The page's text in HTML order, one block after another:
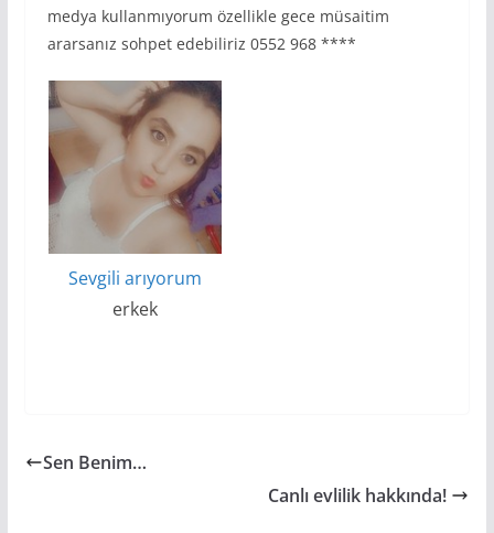
medya kullanmıyorum özellikle gece müsaitim
ararsanız sohpet edebiliriz 0552 968 ****
Sevgili arıyorum
erkek
Sen Benim…
Canlı evlilik hakkında!